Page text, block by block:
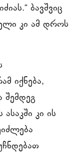
ბავშვიც
კი ამ დროს
იქნება,
შემდეგ
კი ის